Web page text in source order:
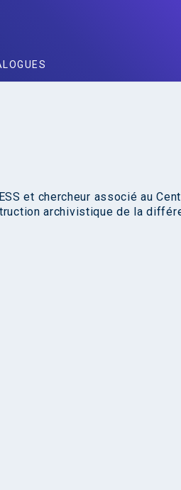
et chercheur associé au
archivistique de la